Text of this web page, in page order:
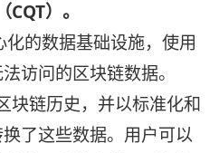
）。
的数据基础设施，使用
访问的区块链数据。
块链历史，并以标准化和
了这些数据。用户可以